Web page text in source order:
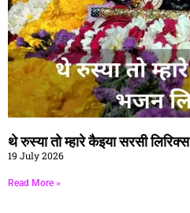
थे रुस्या तो म्हारे कैइया सरसी लिरिक्स
19 July 2026
Read More »